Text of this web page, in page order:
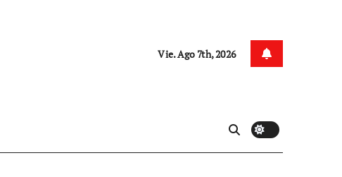
Vie. Ago 7th, 2026